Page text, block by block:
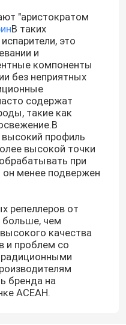
"аристократом
В таких
это
и
компоненты
без неприятных
содержат
такие как
высокий профиль
высокой точки
при
он менее подвержен
репеллеров от
больше, чем
качества
и проблем со
бренда на
АСЕАН.